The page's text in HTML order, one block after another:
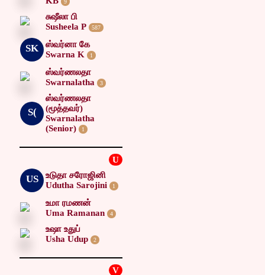
9
சுஷீலா பி
Susheela P
587
SK
ஸ்வர்னா கே
Swarna K
1
ஸ்வர்ணலதா
Swarnalatha
3
S(
ஸ்வர்ணலதா
(மூத்தவர்)
Swarnalatha
(Senior)
1
U
US
உடுதா சரோஜினி
Udutha Sarojini
1
உமா ரமணன்
Uma Ramanan
4
உஷா உதுப்
Usha Udup
2
V